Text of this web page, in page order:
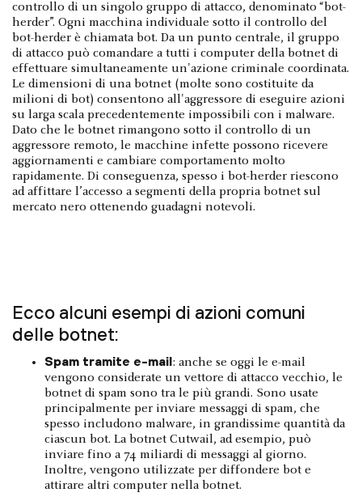
controllo di un singolo gruppo di attacco, denominato “bot-
herder”. Ogni macchina individuale sotto il controllo del
bot-herder è chiamata bot. Da un punto centrale, il gruppo
di attacco può comandare a tutti i computer della botnet di
effettuare simultaneamente un'azione criminale coordinata.
Le dimensioni di una botnet (molte sono costituite da
milioni di bot) consentono all'aggressore di eseguire azioni
su larga scala precedentemente impossibili con i malware.
Dato che le botnet rimangono sotto il controllo di un
aggressore remoto, le macchine infette possono ricevere
aggiornamenti e cambiare comportamento molto
rapidamente. Di conseguenza, spesso i bot-herder riescono
ad affittare l’accesso a segmenti della propria botnet sul
mercato nero ottenendo guadagni notevoli.
Ecco alcuni esempi di azioni comuni
delle botnet:
Spam tramite e-mail: anche se oggi le e-mail
vengono considerate un vettore di attacco vecchio, le
botnet di spam sono tra le più grandi. Sono usate
principalmente per inviare messaggi di spam, che
spesso includono malware, in grandissime quantità da
ciascun bot. La botnet Cutwail, ad esempio, può
inviare fino a 74 miliardi di messaggi al giorno.
Inoltre, vengono utilizzate per diffondere bot e
attirare altri computer nella botnet.